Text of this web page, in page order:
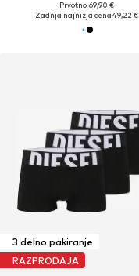
Prvotno: 69,90 €
Zadnja najnižja cena49,22 €
3 delno pakiranje
RAZPRODAJA